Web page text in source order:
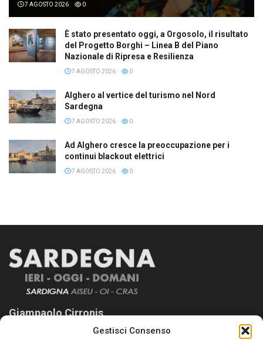
Gestisci Consenso
7 AGOSTO 2026 0
È stato presentato oggi, a Orgosolo, il risultato
del Progetto Borghi – Linea B del Piano
Nazionale di Ripresa e Resilienza
7 AGOSTO 2026 0
Alghero al vertice del turismo nel Nord
Sardegna
7 AGOSTO 2026 0
Ad Alghero cresce la preoccupazione per i
continui blackout elettrici
7 AGOSTO 2026 0
Giampaolo Cirronis
Sardegna Ieri-Oggi-Domani nasce per informare “liberamente” i